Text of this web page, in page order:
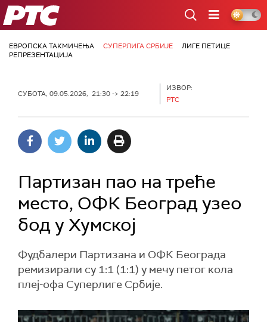
РТС
ЕВРОПСКА ТАКМИЧЕЊА СУПЕРЛИГА СРБИЈЕ
ЛИГЕ ПЕТИЦЕ
РЕПРЕЗЕНТАЦИЈА
СУБОТА, 09.05.2026, 21:30 -> 22:19
ИЗВОР:
РТС
Партизан пао на треће
место, ОФК Београд узео
бод у Хумској
Фудбалери Партизана и ОФК Београда
ремизирали су 1:1 (1:1) у мечу петог кола
плеј-офа Суперлиге Србије.